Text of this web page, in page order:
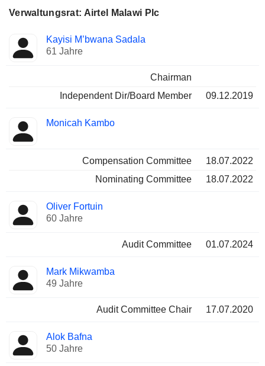
Verwaltungsrat: Airtel Malawi Plc
Verwaltungsratsmitglied Ausschüsse
Kayisi M’bwana Sadala
61 Jahre
Chairman
Independent Dir/Board Member
09.12.2019
Monicah Kambo
Compensation Committee
18.07.2022
Nominating Committee
18.07.2022
Oliver Fortuin
60 Jahre
Audit Committee 01.07.2024
Mark Mikwamba
49 Jahre
Audit Committee Chair 17.07.2020
Alok Bafna
50 Jahre